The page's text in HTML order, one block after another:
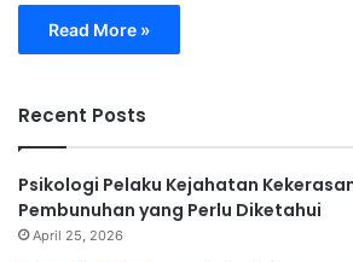
Read More »
Recent Posts
Psikologi Pelaku Kejahatan
Pembunuhan yang Perlu Diketahui
April 25, 2026